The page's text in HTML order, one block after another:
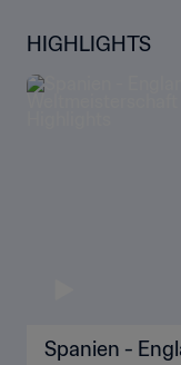
HIGHLIGHTS
Spanien -